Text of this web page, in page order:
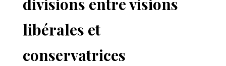
libérales et
conservatrices